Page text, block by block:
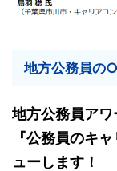
地方公務員の
地方公務員アワ
『公務員のキ
ューします！